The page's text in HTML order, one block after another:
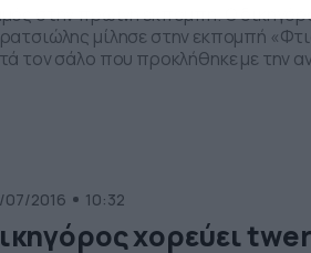
στην πρωινή εκπομπή. Ο
μίλησε στην εκπομπή
τον σάλο που προκλήθηκε με την
07/2016 10:32
χορεύει